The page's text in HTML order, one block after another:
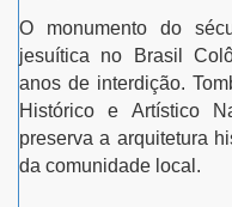
O monumento do
jesuítica no Brasil
anos de interdição.
Histórico e Artístico
preserva a arquitetura
da comunidade local.